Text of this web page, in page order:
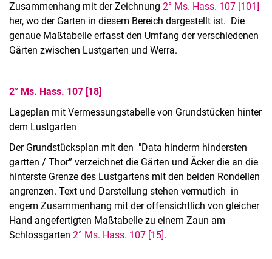
Zusammenhang mit der Zeichnung 2° Ms. Hass. 107 [101]
her, wo der Garten in diesem Bereich dargestellt ist. Die
genaue Maßtabelle erfasst den Umfang der verschiedenen
Gärten zwischen Lustgarten und Werra.
2° Ms. Hass. 107 [18]
Lageplan mit Vermessungstabelle von Grundstücken hinter
dem Lustgarten
Der Grundstücksplan mit den "Data hinderm hindersten
gartten / Thor” verzeichnet die Gärten und Äcker die an die
hinterste Grenze des Lustgartens mit den beiden Rondellen
angrenzen. Text und Darstellung stehen vermutlich in
engem Zusammenhang mit der offensichtlich von gleicher
Hand angefertigten Maßtabelle zu einem Zaun am
Schlossgarten 2° Ms. Hass. 107 [15].